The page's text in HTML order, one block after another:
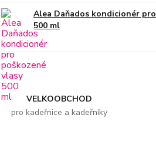
Alea Daňados kondicionér
500 ml
VELKOOBCHOD
pro kadeřnice a kadeřníky